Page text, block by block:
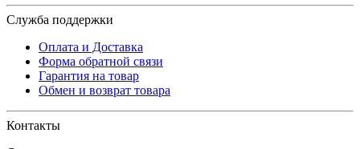
Служба поддержки
Оплата и Доставка
Форма обратной связи
Гарантия на товар
Обмен и возврат товара
Контакты